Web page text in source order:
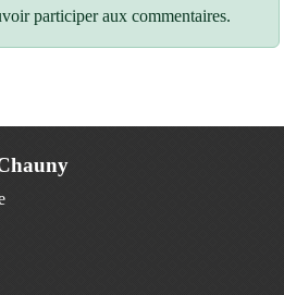
participer aux commentaires.